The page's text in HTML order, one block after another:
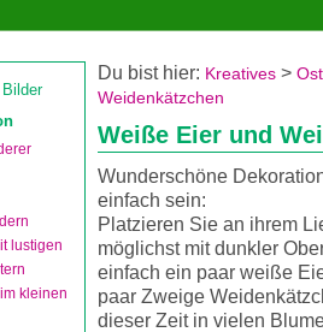
lustigen
kleinen
Du bist hier: Kreatives >
Weidenkätzchen
Weiße Eier und
Wunderschöne
einfach sein:
Platzieren Sie an ihrem
möglichst mit dunkler
einfach ein paar weiße
paar Zweige
dieser Zeit in vielen